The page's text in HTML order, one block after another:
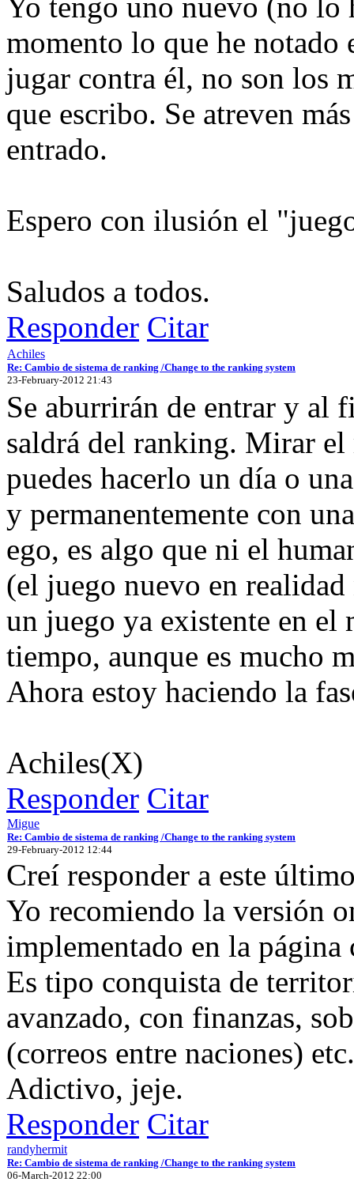
momento lo que he notado
jugar contra él, no son los
que escribo. Se atreven
entrado.
Espero con ilusión el
Saludos a todos.
Responder Citar
Achiles
Re: Cambio de sistema de ranking /Change to the ranking system
23-February-2012 21:43
Se aburrirán de entrar y al
saldrá del ranking. Mirar el
puedes hacerlo un día o
y permanentemente con
ego, es algo que ni el
(el juego nuevo en
un juego ya existente en el
tiempo, aunque es mucho
Ahora estoy haciendo la
Achiles(X)
Responder Citar
Migue
Re: Cambio de sistema de ranking /Change to the ranking system
29-February-2012 12:44
Creí responder a este
Yo recomiendo la versión
implementado en la
Es tipo conquista de
avanzado, con finanzas,
(correos entre naciones) etc.
Adictivo, jeje.
Responder Citar
randyhermit
Re: Cambio de sistema de ranking /Change to the ranking system
06-March-2012 22:00